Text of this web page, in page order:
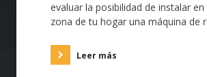
evaluar la posibilidad de instalar en
zona de tu hogar una máquina de
Leer más